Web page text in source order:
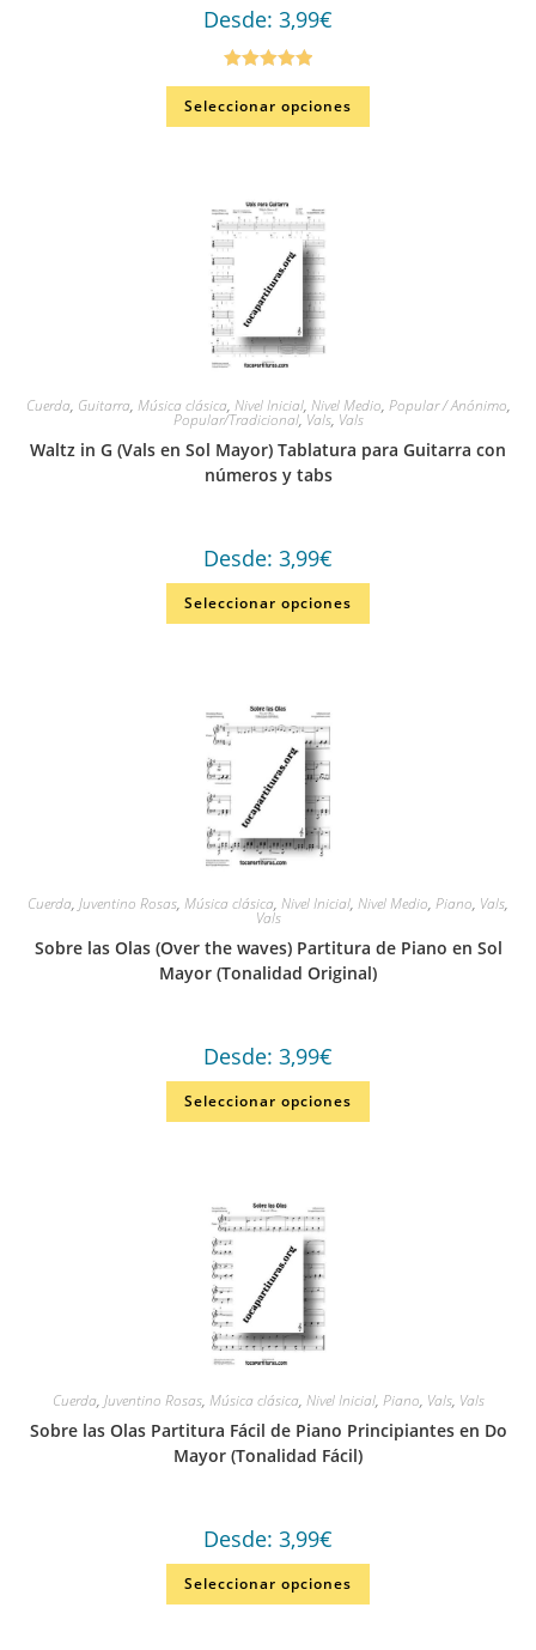
Desde: 3,99€
Valorado en
5.00de 5
Seleccionar opciones
Cuerda, Guitarra, Música clásica, Nivel Inicial, Nivel Medio, Popular / Anónimo,
Popular/Tradicional,Vals, Vals
Waltz in G (Vals en Sol Mayor) Tablatura para Guitarra con
números y tabs
Desde: 3,99€
Seleccionar opciones
Cuerda, Juventino Rosas, Música clásica, Nivel Inicial, Nivel Medio, Piano, Vals,
Vals
Sobre las Olas (Over the waves) Partitura de Piano en Sol
Mayor (Tonalidad Original)
Desde: 3,99€
Seleccionar opciones
Cuerda, Juventino Rosas, Música clásica, Nivel Inicial, Piano, Vals, Vals
Sobre las Olas Partitura Fácil de Piano Principiantes en Do
Mayor (Tonalidad Fácil)
Desde: 3,99€
Seleccionar opciones